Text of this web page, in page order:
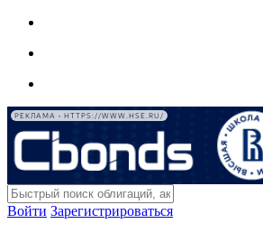
РЕКЛАМА • HTTPS://WWW.HSE.RU/
Войти Зарегистрироваться